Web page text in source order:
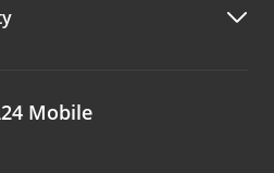
z nami opinią o wizycie.
Mobile